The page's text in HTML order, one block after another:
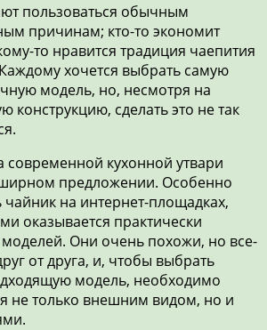
пользоваться обычным
причинам; кто-то экономит
то нравится традиция чаепития
хочется выбрать самую
модель, но, несмотря на
конструкцию, сделать это не так
кухонной утвари
предложении. Особенно
на интернет-площадках,
оказывается практически
Они очень похожи, но все-
от друга, и, чтобы выбрать
модель, необходимо
не только внешним видом, но и